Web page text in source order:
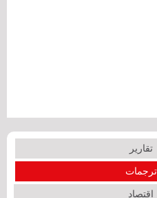
تقارير
ترجمات
اقتصاد